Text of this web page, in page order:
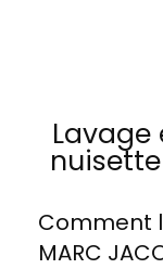
Comment
MARC